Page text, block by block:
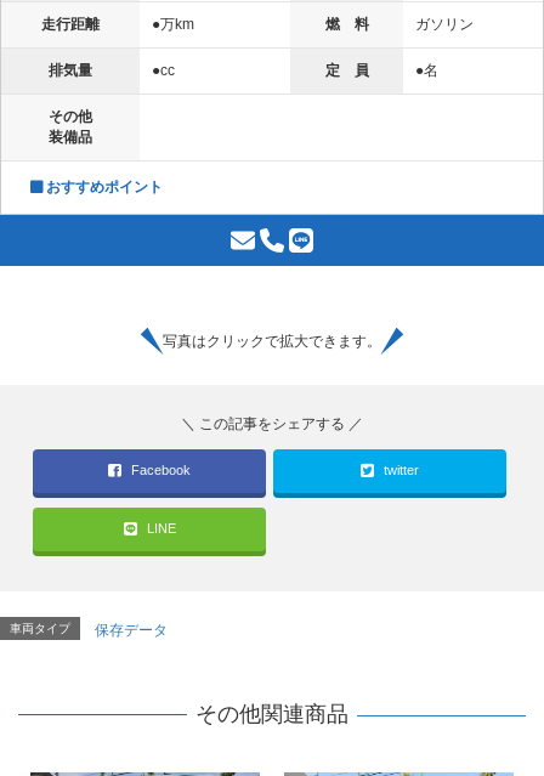
走行距離 ●万km 燃 料 ガソリン
排気量 ●cc 定 員 ●名
その他
装備品
おすすめポイント
写真はクリックで拡大できます。
Facebook twitter
LINE
車両タイプ 保存データ
その他関連商品